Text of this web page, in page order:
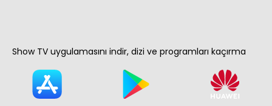
Show TV uygulamasını indir, dizi ve programları kaçırma